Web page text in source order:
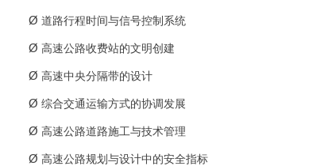
Ø 道路行程时间与信号控制系统
Ø 高速公路收费站的文明创建
Ø 高速中央分隔带的设计
Ø 综合交通运输方式的协调发展
Ø 高速公路道路施工与技术管理
Ø 高速公路规划与设计中的安全指标